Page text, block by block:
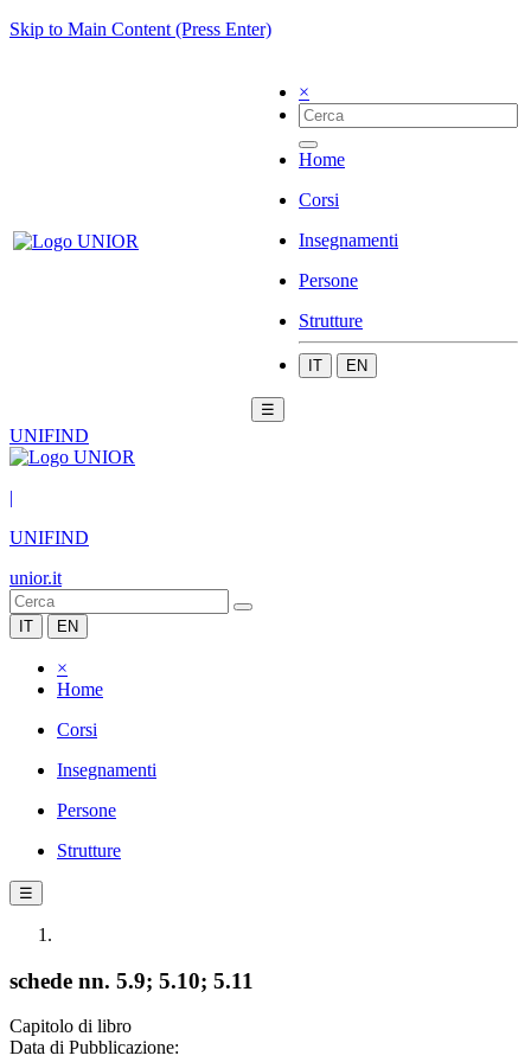
Skip to Main Content (Press Enter)
×
Home
Corsi
Insegnamenti
Persone
Strutture
IT EN
☰
UNIFIND
|
UNIFIND
unior.it
IT EN
×
Home
Corsi
Insegnamenti
Persone
Strutture
☰
schede nn. 5.9; 5.10; 5.11
Capitolo di libro
Data di Pubblicazione: